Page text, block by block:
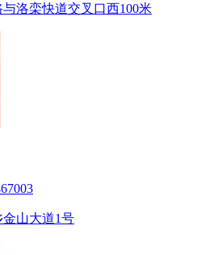
洛栾快道交叉口西100米
山大道1号